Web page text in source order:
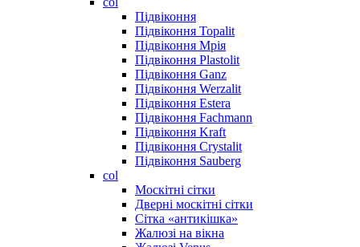
Підвіконня
Підвіконня Topalit
Підвіконня Мрія
Підвіконня Plastolit
Підвіконня Ganz
Підвіконня Werzalit
Підвіконня Estera
Підвіконня Fachmann
Підвіконня Kraft
Підвіконня Crystalit
Підвіконня Sauberg
col
Москітні сітки
Дверні москітні сітки
Сітка «антикішка»
Жалюзі на вікна